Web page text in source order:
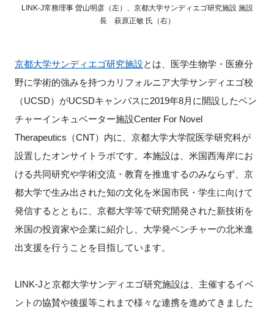
閉じる
LINK-J常務理事 曽山明彦（左）、京都大学サンディエゴ研究施設 施設
長 萩原正敏 氏（右）
京都大学サンディエゴ研究施設とは、医学生物学・医療分
野に学術的強みを持つカリフォルニア大学サンディエゴ校
（UCSD）がUCSDキャンパスに2019年8月に開設したベン
チャーインキュベーター施設Center For Novel
Therapeutics（CNT）内に、京都大学大学院医学研究科が
設置したオンサイトラボです。本施設は、米国西海岸にお
ける共同研究や学術交流・教育を推進するのみならず、京
都大学で生み出された知の文化を米国市民・学生に向けて
発信するとともに、京都大学等で研究開発された新技術を
米国の投資家や企業に紹介し、大学発ベンチャーの北米進
出支援を行うことを目指しています。
LINK-Jと京都大学サンディエゴ研究施設は、主催するイベ
ントの協賛や後援等これまで様々な連携を進めてきました